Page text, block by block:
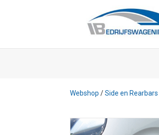
Webshop /Side en Rearbars